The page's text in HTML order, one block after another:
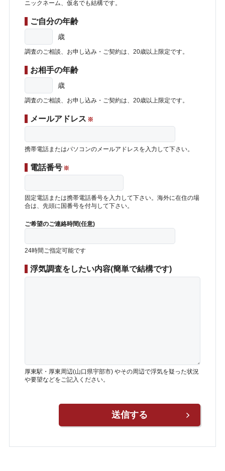
ニックネーム、仮名でも結構です。
ご自分の年齢
歳
調査のご相談、お申し込み・ご契約は、20歳以上限定です。
お相手の年齢
歳
調査のご相談、お申し込み・ご契約は、20歳以上限定です。
メールアドレス ※
携帯電話またはパソコンのメールアドレスを入力して下さい。
電話番号 ※
固定電話または携帯電話番号を入力して下さい。海外に在住の場
合は、先頭に国番号を付与して下さい。
ご希望のご連絡時間(任意)
24時間ご指定可能です
浮気調査をしたい内容(簡単で結構です)
厚東駅・厚東周辺(山口県宇部市) やその周辺で浮気を疑った状況
や要望などをご記入ください。